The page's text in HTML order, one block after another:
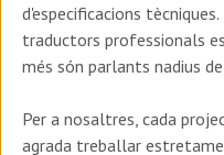
d'especificacions
traductors professionals
més són parlants nadius
Per a nosaltres, cada
agrada treballar